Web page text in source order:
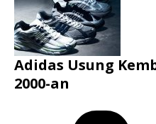
Adidas Usung
2000-an